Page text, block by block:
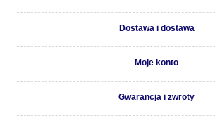
Dostawa i dostawa
Moje konto
Gwarancja i zwroty